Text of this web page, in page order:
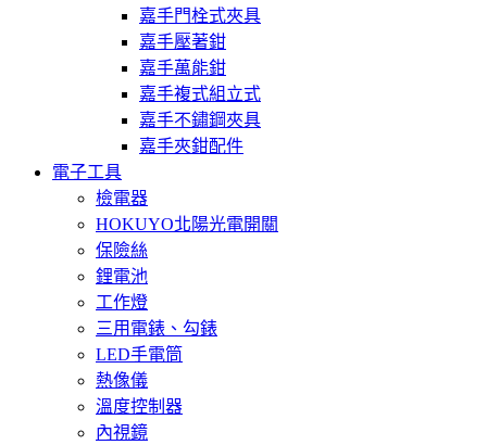
嘉手門栓式夾具
嘉手壓著鉗
嘉手萬能鉗
嘉手複式組立式
嘉手不鏽鋼夾具
嘉手夾鉗配件
電子工具
檢電器
HOKUYO北陽光電開關
保險絲
鋰電池
工作燈
三用電錶、勾錶
LED手電筒
熱像儀
溫度控制器
內視鏡